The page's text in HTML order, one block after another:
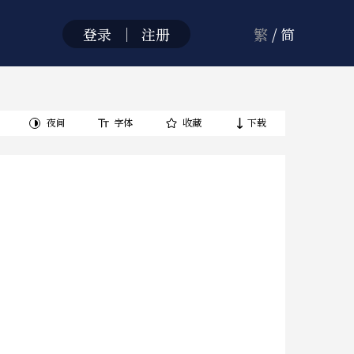
登录 ｜ 注册 繁 /简
夜间 字体 收藏 下载